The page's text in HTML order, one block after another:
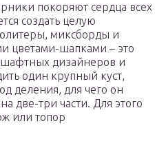
покоряют сердца всех
создать целую
миксборды и
цветами-шапками – это
дизайнеров и
один крупный куст,
деления, для чего он
две-три части. Для этого
или топор